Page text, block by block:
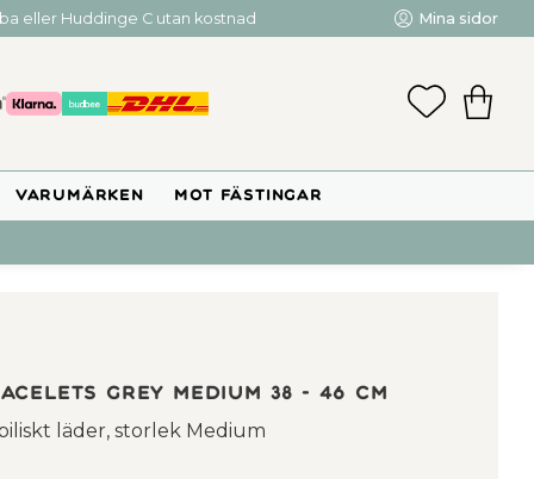
eller Huddinge C utan kostnad Mina sidor
VARUMÄRKEN MOT FÄSTINGAR
grey medium 38 - 46 cm
läder, storlek Medium